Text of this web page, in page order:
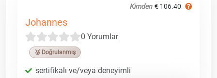
Kimden € 106.40
Johannes
0 Yorumlar
🥉 Doğrulanmış
sertifikalı ve/veya deneyimli